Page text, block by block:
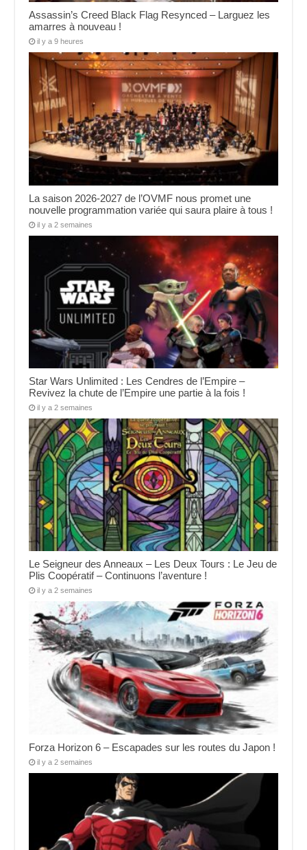
Assassin’s Creed Black Flag Resynced – Larguez les
amarres à nouveau !
il y a 9 heures
La saison 2026-2027 de l’OVMF nous promet une
nouvelle programmation variée qui saura plaire à tous !
il y a 2 semaines
Star Wars Unlimited : Les Cendres de l’Empire –
Revivez la chute de l’Empire une partie à la fois !
il y a 2 semaines
Le Seigneur des Anneaux – Les Deux Tours : Le Jeu de
Plis Coopératif – Continuons l’aventure !
il y a 2 semaines
Forza Horizon 6 – Escapades sur les routes du Japon !
il y a 2 semaines